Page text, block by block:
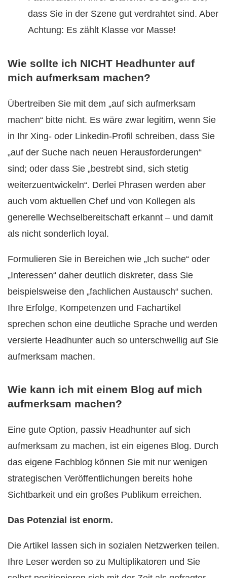
dass Sie in der Szene gut verdrahtet sind. Aber
Achtung: Es zählt Klasse vor Masse!
Wie sollte ich NICHT Headhunter auf
mich aufmerksam machen?
Übertreiben Sie mit dem „auf sich aufmerksam
machen“ bitte nicht. Es wäre zwar legitim, wenn Sie
in Ihr Xing- oder Linkedin-Profil schreiben, dass Sie
„auf der Suche nach neuen Herausforderungen“
sind; oder dass Sie „bestrebt sind, sich stetig
weiterzuentwickeln“. Derlei Phrasen werden aber
auch vom aktuellen Chef und von Kollegen als
generelle Wechselbereitschaft erkannt – und damit
als nicht sonderlich loyal.
Formulieren Sie in Bereichen wie „Ich suche“ oder
„Interessen“ daher deutlich diskreter, dass Sie
beispielsweise den „fachlichen Austausch“ suchen.
Ihre Erfolge, Kompetenzen und Fachartikel
sprechen schon eine deutliche Sprache und werden
versierte Headhunter auch so unterschwellig auf Sie
aufmerksam machen.
Wie kann ich mit einem Blog auf mich
aufmerksam machen?
Eine gute Option, passiv Headhunter auf sich
aufmerksam zu machen, ist ein eigenes Blog. Durch
das eigene Fachblog können Sie mit nur wenigen
strategischen Veröffentlichungen bereits hohe
Sichtbarkeit und ein großes Publikum erreichen.
Das Potenzial ist enorm.
Die Artikel lassen sich in sozialen Netzwerken teilen.
Ihre Leser werden so zu Multiplikatoren und Sie